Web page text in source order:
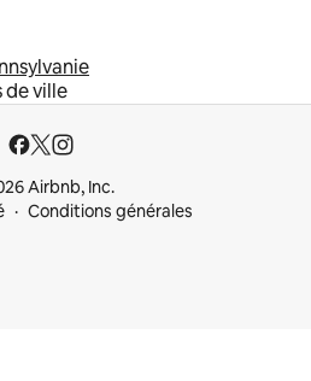
de ville
Airbnb, Inc.
Conditions générales